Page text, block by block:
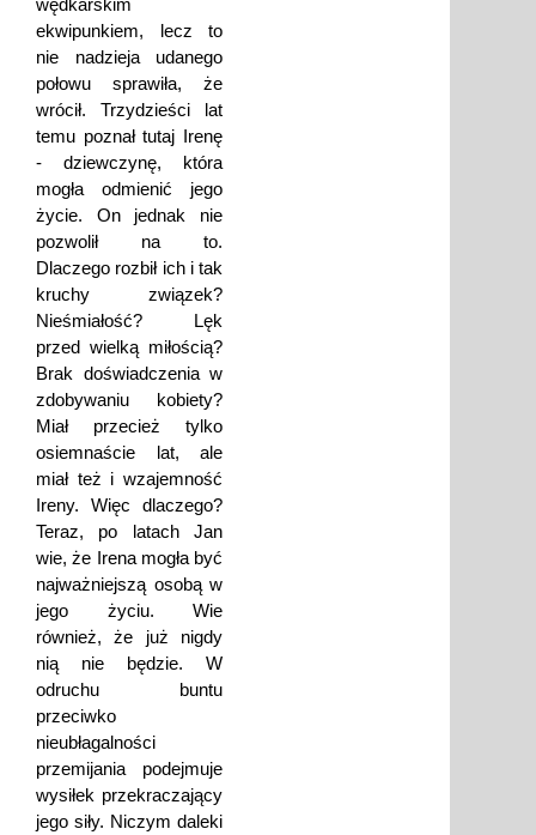
wędkarskim
ekwipunkiem, lecz to
nie nadzieja udanego
połowu sprawiła, że
wrócił. Trzydzieści lat
temu poznał tutaj Irenę
- dziewczynę, która
mogła odmienić jego
życie. On jednak nie
pozwolił na to.
Dlaczego rozbił ich i tak
kruchy związek?
Nieśmiałość? Lęk
przed wielką miłością?
Brak doświadczenia w
zdobywaniu kobiety?
Miał przecież tylko
osiemnaście lat, ale
miał też i wzajemność
Ireny. Więc dlaczego?
Teraz, po latach Jan
wie, że Irena mogła być
najważniejszą osobą w
jego życiu. Wie
również, że już nigdy
nią nie będzie. W
odruchu buntu
przeciwko
nieubłagalności
przemijania podejmuje
wysiłek przekraczający
jego siły. Niczym daleki